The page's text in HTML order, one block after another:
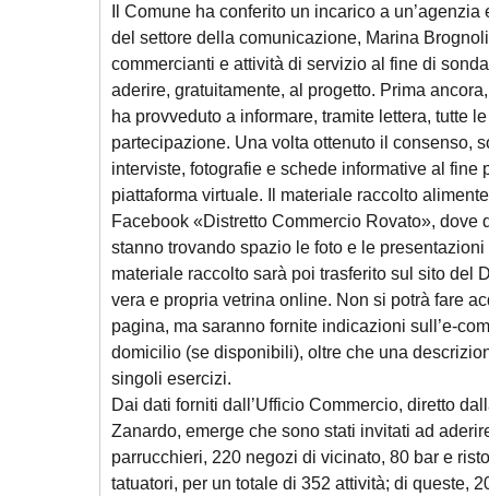
Il Comune ha conferito un incarico a
del settore della comunicazione, Marina
commercianti e attività di servizio al fine di
aderire, gratuitamente, al progetto. Prima
ha provveduto a informare, tramite lettera, tutte
partecipazione. Una volta ottenuto il consenso,
interviste, fotografie e schede informative al fine
piattaforma virtuale. Il materiale raccolto
Facebook «Distretto Commercio Rovato», dove
stanno trovando spazio le foto e le
materiale raccolto sarà poi trasferito sul sito del
vera e propria vetrina online. Non si potrà fare
pagina, ma saranno fornite indicazioni sull’e-
domicilio (se disponibili), oltre che una
singoli esercizi.
Dai dati forniti dall’Ufficio Commercio, diretto
Zanardo, emerge che sono stati invitati ad
parrucchieri, 220 negozi di vicinato, 80 bar e
tatuatori, per un totale di 352 attività; di queste,